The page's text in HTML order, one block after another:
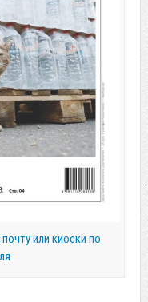
или киоски по